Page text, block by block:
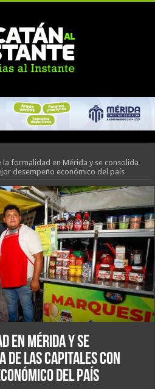
la formalidad en Mérida y se consolida
desempeño económico del país
en Mérida y se
de las capitales con
del país